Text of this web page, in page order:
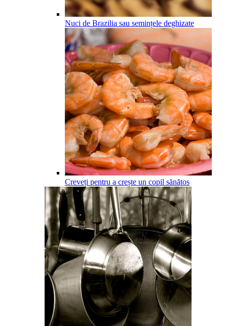
Nuci de Brazilia sau semințele deghizate
Creveți pentru a crește un copil sănătos